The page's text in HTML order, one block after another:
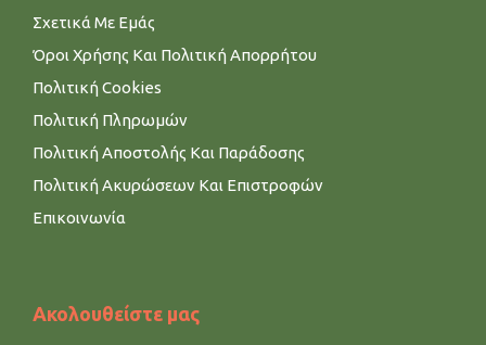
Σχετικά Με Εμάς
Όροι Χρήσης Και Πολιτική Απορρήτου
Πολιτική Cookies
Πολιτική Πληρωμών
Πολιτική Αποστολής Και Παράδοσης
Πολιτική Ακυρώσεων Και Επιστροφών
Επικοινωνία
Ακολουθείστε μας